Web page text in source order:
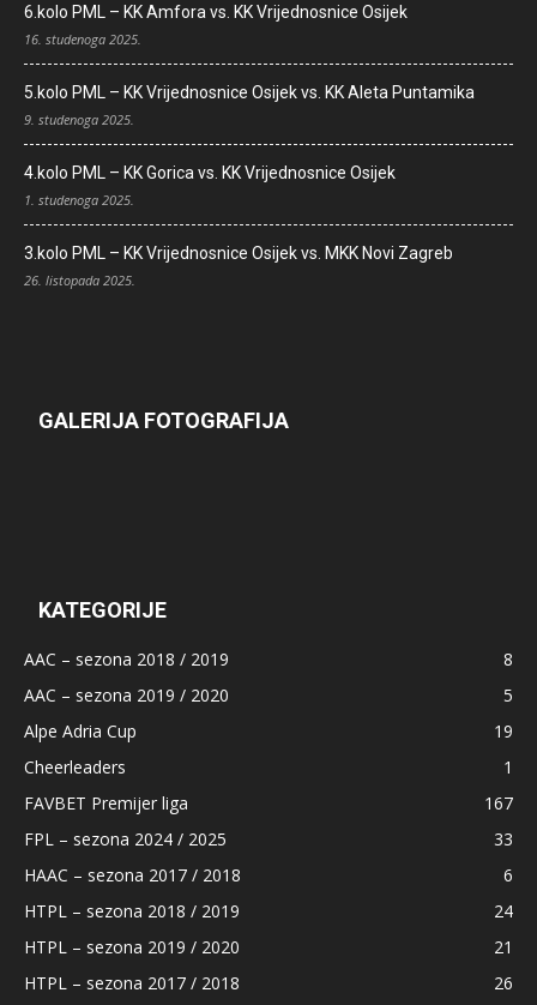
6.kolo PML – KK Amfora vs. KK Vrijednosnice Osijek
16. studenoga 2025.
5.kolo PML – KK Vrijednosnice Osijek vs. KK Aleta Puntamika
9. studenoga 2025.
4.kolo PML – KK Gorica vs. KK Vrijednosnice Osijek
1. studenoga 2025.
3.kolo PML – KK Vrijednosnice Osijek vs. MKK Novi Zagreb
26. listopada 2025.
GALERIJA FOTOGRAFIJA
KATEGORIJE
AAC – sezona 2018 / 2019
8
AAC – sezona 2019 / 2020
5
Alpe Adria Cup
19
Cheerleaders
1
FAVBET Premijer liga
167
FPL – sezona 2024 / 2025
33
HAAC – sezona 2017 / 2018
6
HTPL – sezona 2018 / 2019
24
HTPL – sezona 2019 / 2020
21
HTPL – sezona 2017 / 2018
26